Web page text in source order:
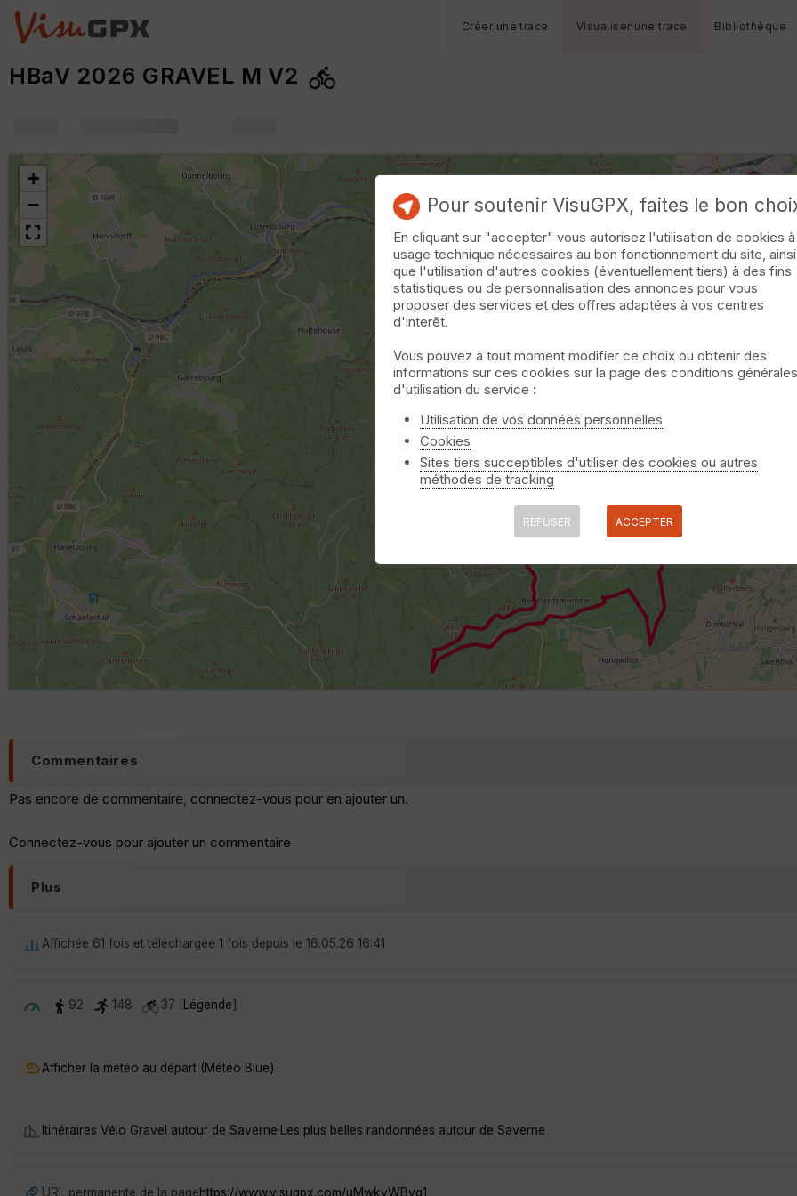
Créer une trace Visualiser une trace Bibliothèque
HBaV 2026 GRAVEL M V2
+
−
Commentaires
Pas encore de commentaire, connectez-vous pour en ajouter un.
Connectez-vous pour ajouter un commentaire
Plus
Affichée 61 fois et téléchargée 1 fois depuis le 16.05.26 16:41
92 148 37 [ Légende]
Afficher la météo au départ (Météo Blue)
Itinéraires Vélo Gravel autour de Saverne· Les plus belles randonnées autour de Saverne
URL permanente de la pagehttps://www.visugpx.com/uMwkvWBvq1
Pour soutenir VisuGPX, faites le bon
En cliquant sur "accepter" vous autorisez l'utilisation de cookies à
usage technique nécessaires au bon fonctionnement du site, ainsi
que l'utilisation d'autres cookies (éventuellement tiers) à des fins
statistiques ou de personnalisation des annonces pour vous
proposer des services et des offres adaptées à vos centres
d'interêt.
Vous pouvez à tout moment modifier ce choix ou obtenir des
informations sur ces cookies sur la page des conditions générales
d'utilisation du service :
Utilisation de vos données personnelles
Cookies
Sites tiers succeptibles d'utiliser des cookies ou autres
méthodes de tracking
REFUSER ACCEPTER